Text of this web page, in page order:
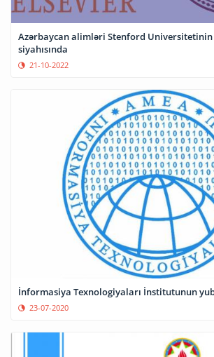
Azərbaycan alimləri Stenford
siyahısında
21-10-2022
İnformasiya Texnologiyaları İnstitutunun
23-07-2020